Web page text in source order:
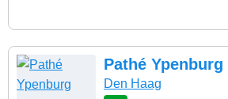
Pathé Ypenburg
Den Haag